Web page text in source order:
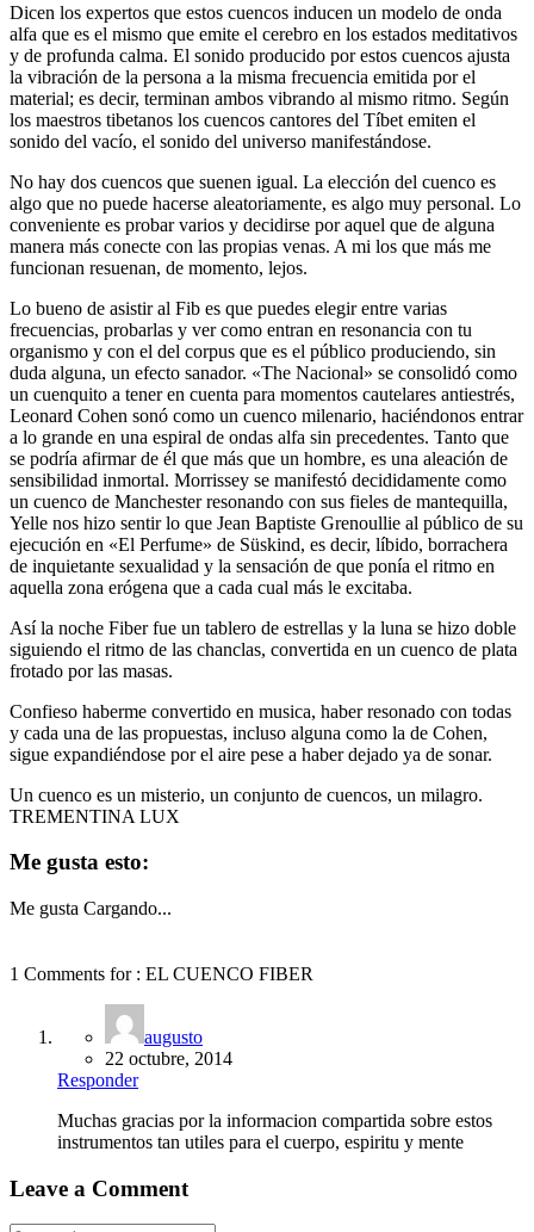
Dicen los expertos que estos cuencos inducen un modelo de onda
alfa que es el mismo que emite el cerebro en los estados meditativos
y de profunda calma. El sonido producido por estos cuencos ajusta
la vibración de la persona a la misma frecuencia emitida por el
material; es decir, terminan ambos vibrando al mismo ritmo. Según
los maestros tibetanos los cuencos cantores del Tíbet emiten el
sonido del vacío, el sonido del universo manifestándose.
No hay dos cuencos que suenen igual. La elección del cuenco es
algo que no puede hacerse aleatoriamente, es algo muy personal. Lo
conveniente es probar varios y decidirse por aquel que de alguna
manera más conecte con las propias venas. A mi los que más me
funcionan resuenan, de momento, lejos.
Lo bueno de asistir al Fib es que puedes elegir entre varias
frecuencias, probarlas y ver como entran en resonancia con tu
organismo y con el del corpus que es el público produciendo, sin
duda alguna, un efecto sanador. «The Nacional» se consolidó como
un cuenquito a tener en cuenta para momentos cautelares antiestrés,
Leonard Cohen sonó como un cuenco milenario, haciéndonos entrar
a lo grande en una espiral de ondas alfa sin precedentes. Tanto que
se podría afirmar de él que más que un hombre, es una aleación de
sensibilidad inmortal. Morrissey se manifestó decididamente como
un cuenco de Manchester resonando con sus fieles de mantequilla,
Yelle nos hizo sentir lo que Jean Baptiste Grenoullie al público de su
ejecución en «El Perfume» de Süskind, es decir, líbido, borrachera
de inquietante sexualidad y la sensación de que ponía el ritmo en
aquella zona erógena que a cada cual más le excitaba.
Así la noche Fiber fue un tablero de estrellas y la luna se hizo doble
siguiendo el ritmo de las chanclas, convertida en un cuenco de plata
frotado por las masas.
Confieso haberme convertido en musica, haber resonado con todas
y cada una de las propuestas, incluso alguna como la de Cohen,
sigue expandiéndose por el aire pese a haber dejado ya de sonar.
Un cuenco es un misterio, un conjunto de cuencos, un milagro.
TREMENTINA LUX
Me gusta esto:
Me gusta Cargando...
1 Comments for : EL CUENCO FIBER
augusto
22 octubre, 2014
Responder
Muchas gracias por la informacion compartida sobre estos
instrumentos tan utiles para el cuerpo, espiritu y mente
Leave a Comment